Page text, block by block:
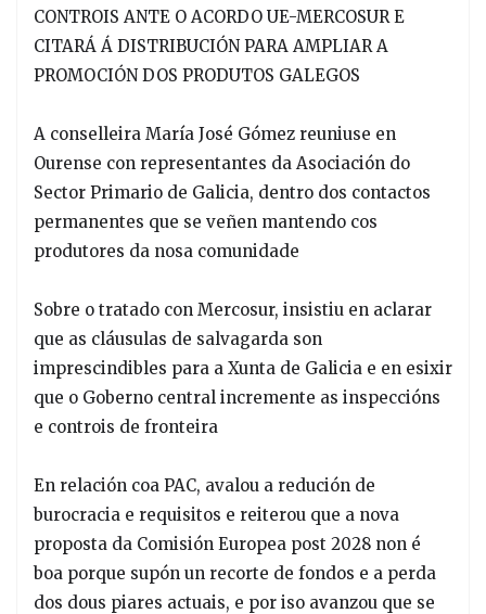
CONTROIS ANTE O ACORDO UE-MERCOSUR E
CITARÁ Á DISTRIBUCIÓN PARA AMPLIAR A
PROMOCIÓN DOS PRODUTOS GALEGOS
A conselleira María José Gómez reuniuse en
Ourense con representantes da Asociación do
Sector Primario de Galicia, dentro dos contactos
permanentes que se veñen mantendo cos
produtores da nosa comunidade
Sobre o tratado con Mercosur, insistiu en aclarar
que as cláusulas de salvagarda son
imprescindibles para a Xunta de Galicia e en esixir
que o Goberno central incremente as inspeccións
e controis de fronteira
En relación coa PAC, avalou a redución de
burocracia e requisitos e reiterou que a nova
proposta da Comisión Europea post 2028 non é
boa porque supón un recorte de fondos e a perda
dos dous piares actuais, e por iso avanzou que se